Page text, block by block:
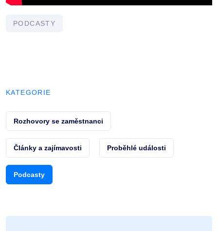
PODCASTY
KATEGORIE
Rozhovory se zaměstnanci
Články a zajímavosti Proběhlé události
Podcasty